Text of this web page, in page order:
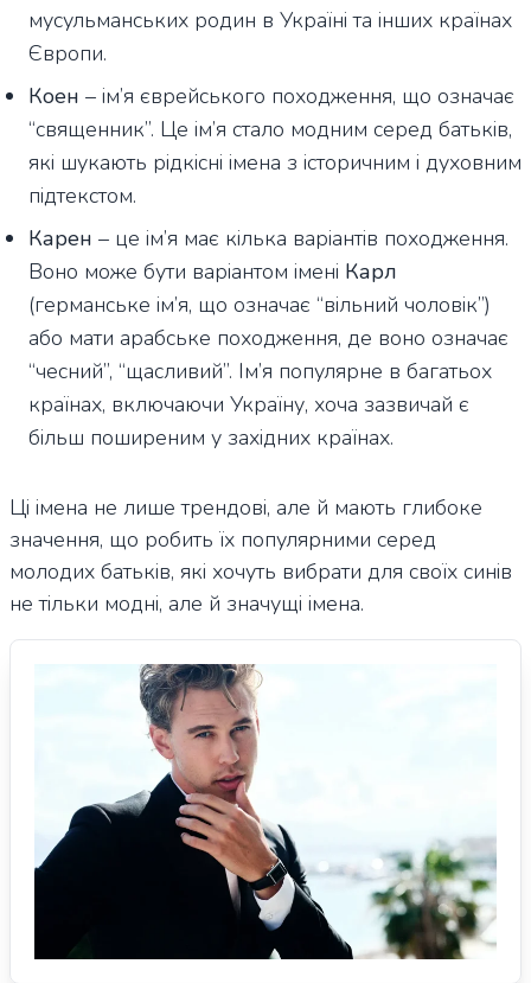
мусульманських родин в Україні та інших країнах
Європи.
Коен – ім’я єврейського походження, що означає
“священник”. Це ім’я стало модним серед батьків,
які шукають рідкісні імена з історичним і духовним
підтекстом.
Карен – це ім’я має кілька варіантів походження.
Воно може бути варіантом імені Карл
(германське ім’я, що означає “вільний чоловік”)
або мати арабське походження, де воно означає
“чесний”, “щасливий”. Ім’я популярне в багатьох
країнах, включаючи Україну, хоча зазвичай є
більш поширеним у західних країнах.
Ці імена не лише трендові, але й мають глибоке
значення, що робить їх популярними серед
молодих батьків, які хочуть вибрати для своїх синів
не тільки модні, але й значущі імена.